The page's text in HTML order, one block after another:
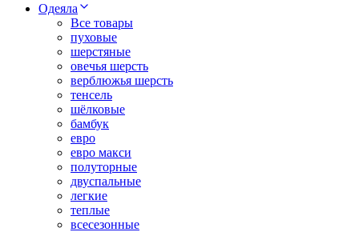
Одеяла
Все товары
пуховые
шерстяные
овечья шерсть
верблюжья шерсть
тенсель
шёлковые
бамбук
евро
евро макси
полуторные
двуспальные
легкие
теплые
всесезонные